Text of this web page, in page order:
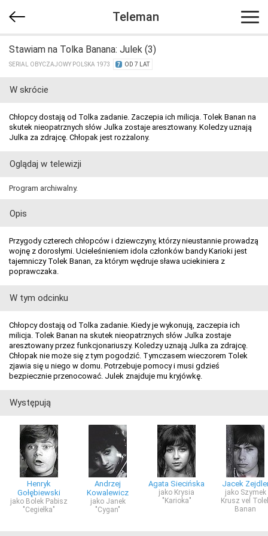
Teleman
Stawiam na Tolka Banana: Julek (3)
SERIAL OBYCZAJOWY POLSKA 1973 OD 7 LAT
W skrócie
Chłopcy dostają od Tolka zadanie. Zaczepia ich milicja. Tolek Banan na
skutek nieopatrznych słów Julka zostaje aresztowany. Koledzy uznają
Julka za zdrajcę. Chłopak jest rozżalony.
Oglądaj w telewizji
Program archiwalny.
Opis
Przygody czterech chłopców i dziewczyny, którzy nieustannie prowadzą
wojnę z dorosłymi. Ucieleśnieniem idola członków bandy Karioki jest
tajemniczy Tolek Banan, za którym wędruje sława uciekiniera z
poprawczaka.
W tym odcinku
Chłopcy dostają od Tolka zadanie. Kiedy je wykonują, zaczepia ich
milicja. Tolek Banan na skutek nieopatrznych słów Julka zostaje
aresztowany przez funkcjonariuszy. Koledzy uznają Julka za zdrajcę.
Chłopak nie może się z tym pogodzić. Tymczasem wieczorem Tolek
zjawia się u niego w domu. Potrzebuje pomocy i musi gdzieś
bezpiecznie przenocować. Julek znajduje mu kryjówkę.
Występują
Henryk
Gołębiewski
jako Bolek Pabisz
"Cegiełka"
Andrzej
Kowalewicz
jako Janek
"Cygan"
Agata Siecińska
jako Krysia
"Karioka"
Jacek
jako Szymek
Krusz vel
Banan